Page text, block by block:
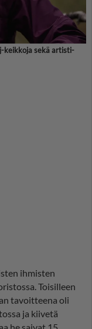
keikkoja sekä artisti-
ihmisten
Toisilleen
tavoitteena oli
ja kiivetä